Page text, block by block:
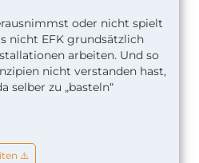
oder nicht spielt
nicht EFK grundsätzlich
arbeiten. Und so
nicht verstanden hast,
selber zu „basteln“
⚠️